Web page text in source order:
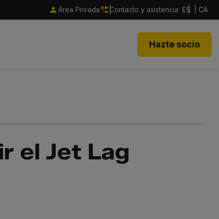
Área Privada Contacto y asistencia ES CA
Hazte socio
el Jet Lag